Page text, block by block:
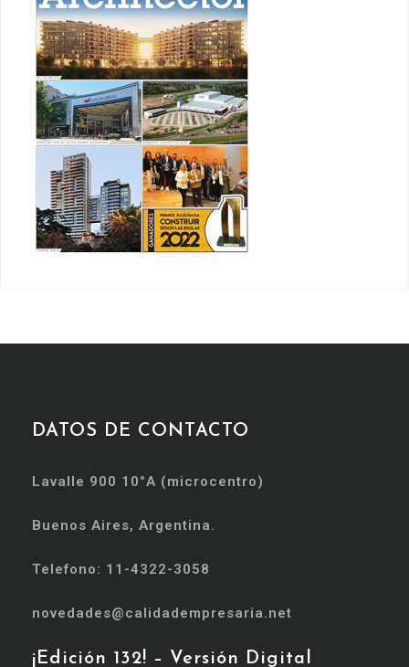
DATOS DE CONTACTO
Lavalle 900 10°A (microcentro)
Buenos Aires, Argentina.
Telefono: 11-4322-3058
novedades@calidadempresaria.net
¡Edición 132! – Versión Digital